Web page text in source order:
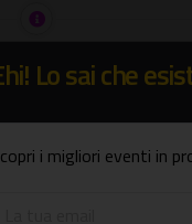
Lo sai che
i migliori eventi in